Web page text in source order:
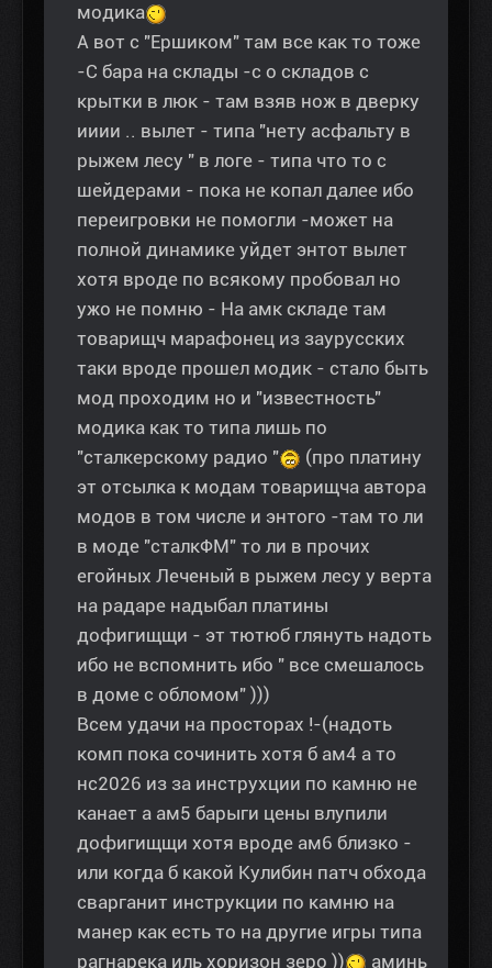
модика
А вот с "Ершиком" там все как то тоже
-С бара на склады -с о складов с
крытки в люк - там взяв нож в дверку
ииии .. вылет - типа "нету асфальту в
рыжем лесу " в логе - типа что то с
шейдерами - пока не копал далее ибо
переигровки не помогли -может на
полной динамике уйдет энтот вылет
хотя вроде по всякому пробовал но
ужо не помню - На амк складе там
товарищч марафонец из заурусских
таки вроде прошел модик - стало быть
мод проходим но и "известность"
модика как то типа лишь по
"сталкерскому радио "
(про платину
эт отсылка к модам товарищча автора
модов в том числе и энтого -там то ли
в моде "сталкФМ" то ли в прочих
егойных Леченый в рыжем лесу у верта
на радаре надыбал платины
дофигищщи - эт тютюб глянуть надоть
ибо не вспомнить ибо " все смешалось
в доме с обломом" )))
Всем удачи на просторах !-(надоть
комп пока сочинить хотя б ам4 а то
нс2026 из за инструхции по камню не
канает а ам5 барыги цены влупили
дофигищщи хотя вроде ам6 близко -
или когда б какой Кулибин патч обхода
сварганит инструкции по камню на
манер как есть то на другие игры типа
рагнарека иль хоризон зеро ))
аминь